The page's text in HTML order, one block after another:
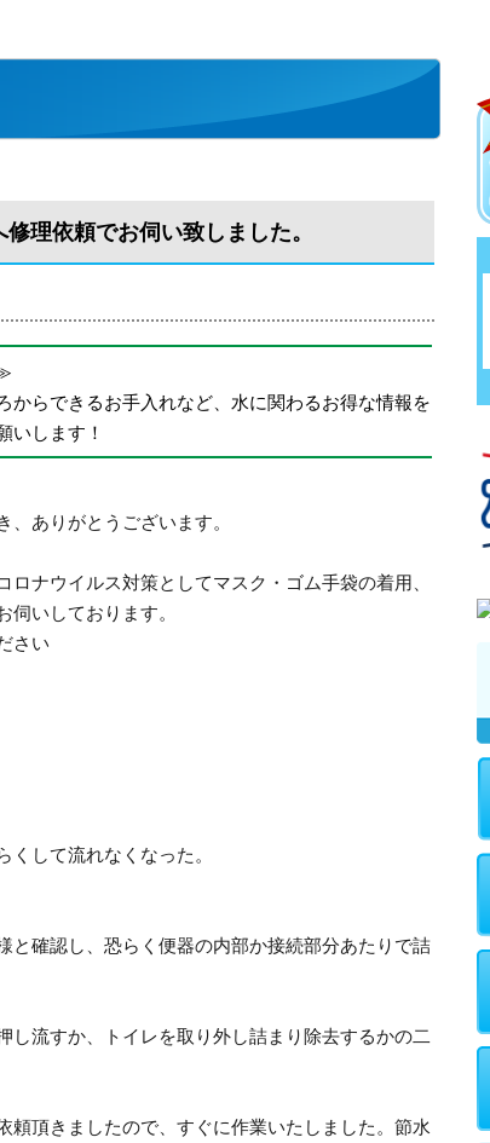
理依頼でお伺い致しました。
からできるお手入れなど、水に関わるお得な情報を
いします！
ありがとうございます。
ナウイルス対策としてマスク・ゴム手袋の着用、
いしております。
さい
くして流れなくなった。
と確認し、恐らく便器の内部か接続部分あたりで詰
し流すか、トイレを取り外し詰まり除去するかの二
頼頂きましたので、すぐに作業いたしました。節水